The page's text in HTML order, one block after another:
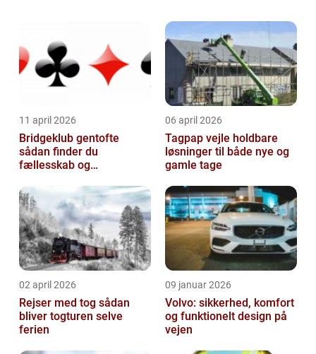
11 april 2026
Bridgeklub gentofte
sådan finder du
fællesskab og
06 april 2026
Tagpap vejle holdbare
løsninger til både nye og
gamle tage
02 april 2026
Rejser med tog sådan
bliver togturen selve
ferien
09 januar 2026
Volvo: sikkerhed, komfort
og funktionelt design på
vejen